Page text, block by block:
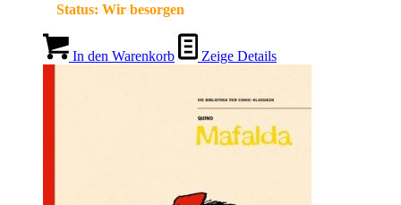
Status: Wir besorgen
In den Warenkorb Zeige Details